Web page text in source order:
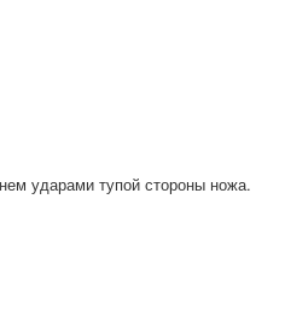
ударами тупой стороны ножа.